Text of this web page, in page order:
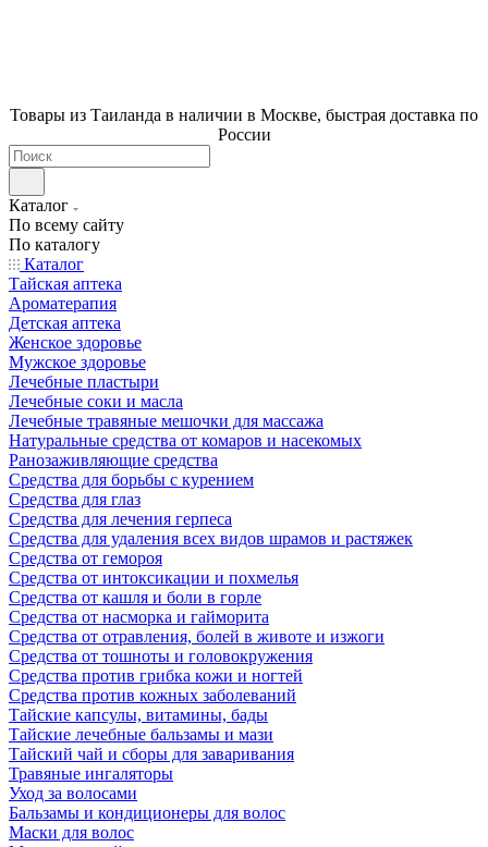
Товары из Таиланда в наличии в Москве, быстрая доставка по
России
Каталог
По всему сайту
По каталогу
Каталог
Тайская аптека
Ароматерапия
Детская аптека
Женское здоровье
Мужское здоровье
Лечебные пластыри
Лечебные соки и масла
Лечебные травяные мешочки для массажа
Натуральные средства от комаров и насекомых
Ранозаживляющие средства
Средства для борьбы с курением
Средства для глаз
Средства для лечения герпеса
Средства для удаления всех видов шрамов и растяжек
Средства от гемороя
Средства от интоксикации и похмелья
Средства от кашля и боли в горле
Средства от насморка и гайморита
Средства от отравления, болей в животе и изжоги
Средства от тошноты и головокружения
Средства против грибка кожи и ногтей
Средства против кожных заболеваний
Тайские капсулы, витамины, бады
Тайские лечебные бальзамы и мази
Тайский чай и сборы для заваривания
Травяные ингаляторы
Уход за волосами
Бальзамы и кондиционеры для волос
Маски для волос